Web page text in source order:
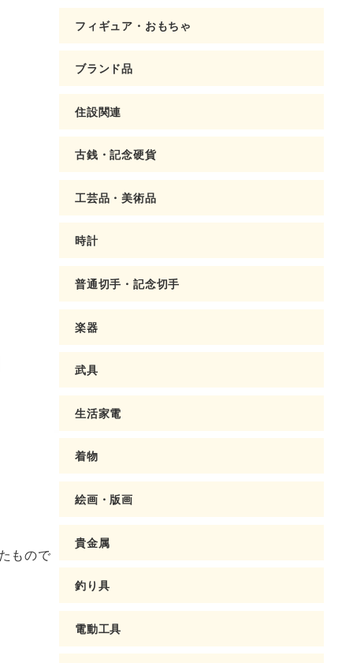
もので
フィギュア・おもちゃ
ブランド品
住設関連
古銭・記念硬貨
工芸品・美術品
時計
普通切手・記念切手
楽器
武具
生活家電
着物
絵画・版画
貴金属
釣り具
電動工具